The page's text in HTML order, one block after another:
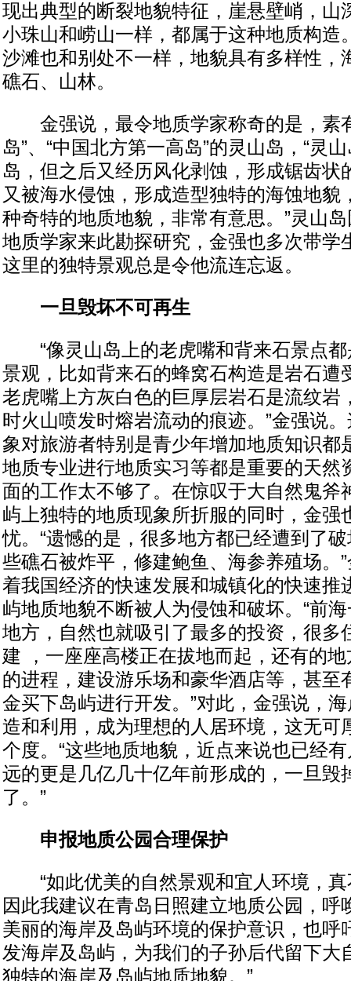
现出典型的断裂地貌特征，崖悬壁峭，山
小珠山和崂山一样，都属于这种地质构造
沙滩也和别处不一样，地貌具有多样性，
礁石、山林。
金强说，最令地质学家称奇的是，素
岛”、“中国北方第一高岛”的灵山岛，“灵
岛，但之后又经历风化剥蚀，形成锯齿状
又被海水侵蚀，形成造型独特的海蚀地貌
种奇特的地质地貌，非常有意思。”灵山
地质学家来此勘探研究，金强也多次带学
这里的独特景观总是令他流连忘返。
一旦毁坏不可再生
“像灵山岛上的老虎嘴和背来石景点都
景观，比如背来石的蜂窝石构造是岩石遭
老虎嘴上方灰白色的巨厚层岩石是流纹岩
时火山喷发时熔岩流动的痕迹。”金强说
象对旅游者特别是青少年增加地质知识都
地质专业进行地质实习等都是重要的天然
面的工作太不够了。在惊叹于大自然鬼斧
屿上独特的地质现象所折服的同时，金强
忧。“遗憾的是，很多地方都已经遭到了
些礁石被炸平，修建鲍鱼、海参养殖场。
着我国经济的快速发展和城镇化的快速推
屿地质地貌不断被人为侵蚀和破坏。“前
地方，自然也就吸引了最多的投资，很多
建 ，一座座高楼正在拔地而起，还有的
的进程，建设游乐场和豪华酒店等，甚至
金买下岛屿进行开发。”对此，金强说，
造和利用，成为理想的人居环境，这无可
个度。“这些地质地貌，近点来说也已经
远的更是几亿几十亿年前形成的，一旦毁
了。”
申报地质公园合理保护
“如此优美的自然景观和宜人环境，真
因此我建议在青岛日照建立地质公园，呼
美丽的海岸及岛屿环境的保护意识，也呼
发海岸及岛屿，为我们的子孙后代留下大
独特的海岸及岛屿地质地貌。”